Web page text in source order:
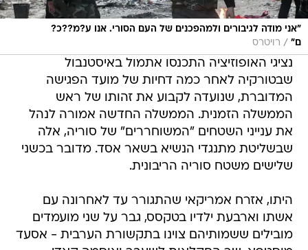
"אני מודה לגיבורים ולמהפכנים של העם הסורי. אנו ע?מ??כ?
ם" / רויטרס
נציגי האופוזיציה התכנסו אתמול באיסטנבול
שבטורקיה לאחר כמה דחיות של מועד הפגישה
המדוברת, שנועדה לקבוע את זהותו של ראש
הממשלה הזמנית. הממשלה החדשה אמורה לנהל
את ענייני השטחים "המשוחררים" של סוריה, אלה
שבשליטת מתנגדי הנשיא בשאר אסד. מדובר בכשני
שלישים משטח סוריה הריבונית.
היתו, אזרח אמריקאי שהתגורר עד לאחרונה עם
אשתו וארבעת ילדיו בטקסס, גבר על שני מועמדים
מובילים ששמותיהם צוינו בתקשורת הערבית - אסעד